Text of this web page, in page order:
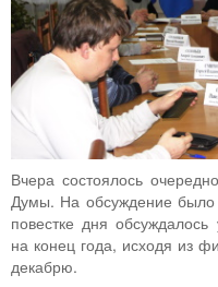
Вчера состоялось
Думы. На обсуждение
повестке дня
на конец года, исходя из
декабрю.